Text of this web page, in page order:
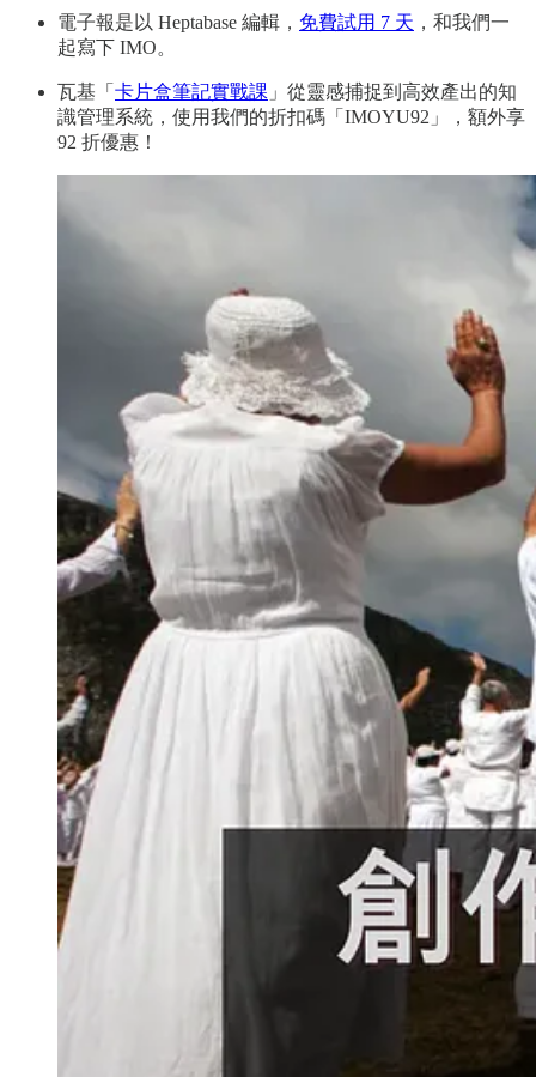
電子報是以 Heptabase 編輯， 免費試用 7 天 ，和我們一
起寫下 IMO。
瓦基「 卡片盒筆記實戰課 」從靈感捕捉到高效產出的知
識管理系統，使用我們的折扣碼「IMOYU92」，額外享
92 折優惠！